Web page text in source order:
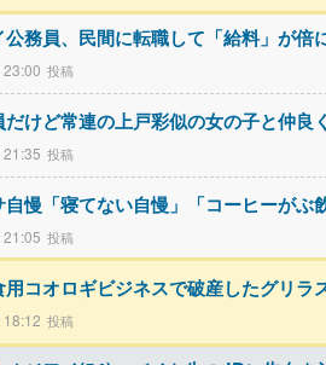
公務員、民間に転職して「給料」が倍
だけど常連の上戸彩似の女の子と仲良
慢「寝てない自慢」「コーヒーがぶ
用コオロギビジネスで破産したグリ